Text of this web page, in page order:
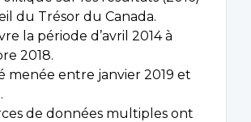
du Trésor du Canada.
la période d’avril 2014 à
2018.
menée entre janvier 2019 et
de données multiples ont